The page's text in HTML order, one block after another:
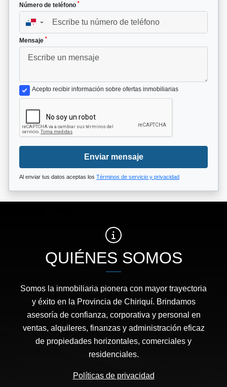
Número de teléfono *
▼
Mensaje *
Acepto recibir información sobre ofertas inmobiliarias
Enviar mensaje
Al enviar tus datos aceptas los Términos de servicio y privacidad
QUIÉNES SOMOS
Somos la inmobiliaria pionera con mayor trayectoria
y éxito en la Provincia de Chiriquí. Brindamos
asesoría de confianza, corporativa y personal en
ventas, alquileres, finanzas y administración eficaz
de propiedades horizontales, comerciales y
residenciales.
Políticas de privacidad